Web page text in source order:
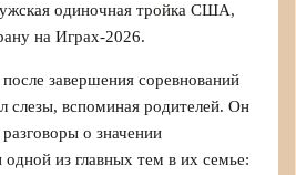
одиночная тройка США,
на Играх-2026.
завершения соревнований
слезы, вспоминая родителей. Он
о значении
из главных тем в их семье: